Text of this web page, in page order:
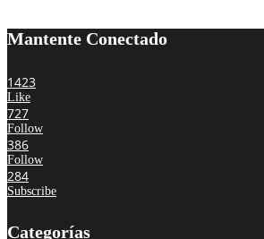
Mantente Conectado
1423
Like
727
Follow
386
Follow
284
Subscribe
Categorías